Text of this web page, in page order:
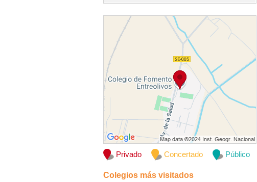
Privado Concertado Público
Colegios más visitados